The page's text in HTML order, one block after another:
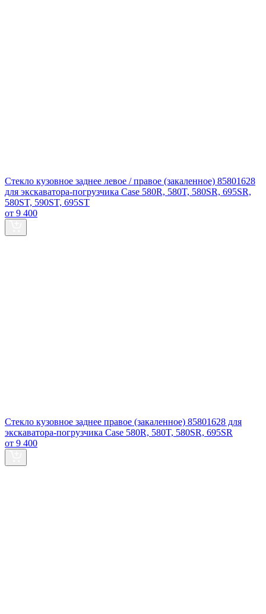
Стекло кузовное заднее левое / правое (закаленное) 85801628
для экскаватора-погрузчика Case 580R, 580T, 580SR, 695SR,
580ST, 590ST, 695ST
от 9 400
Стекло кузовное заднее правое (закаленное) 85801628 для
экскаватора-погрузчика Case 580R, 580T, 580SR, 695SR
от 9 400